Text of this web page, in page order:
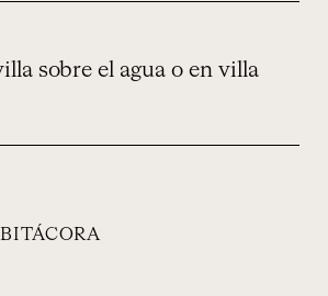
sobre el agua o en villa